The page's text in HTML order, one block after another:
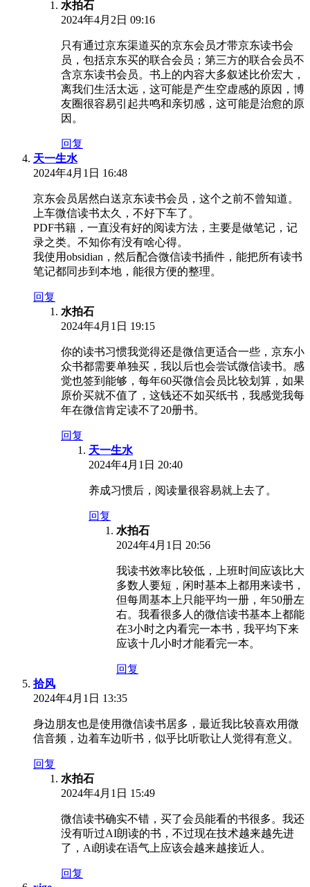
水拍石
2024年4月2日 09:16
只有通过京东渠道买的京东会员才带京东读书会
员，包括京东买的联合会员；第三方的联合会员不
含京东读书会员。书上的内容大多叙述比价宏大，
离我们生活太远，这可能是产生空虚感的原因，博
友圈很容易引起共鸣和亲切感，这可能是治愈的原
因。
回复
天一生水
2024年4月1日 16:48
京东会员居然白送京东读书会员，这个之前不曾知道。
上车微信读书太久，不好下车了。
PDF书籍，一直没有好的阅读方法，主要是做笔记，记
录之类。不知你有没有啥心得。
我使用obsidian，然后配合微信读书插件，能把所有读书
笔记都同步到本地，能很方便的整理。
回复
水拍石
2024年4月1日 19:15
你的读书习惯我觉得还是微信更适合一些，京东小
众书都需要单独买，我以后也会尝试微信读书。感
觉也签到能够，每年60买微信会员比较划算，如果
原价买就不值了，这钱还不如买纸书，我感觉我每
年在微信肯定读不了20册书。
回复
天一生水
2024年4月1日 20:40
养成习惯后，阅读量很容易就上去了。
回复
水拍石
2024年4月1日 20:56
我读书效率比较低，上班时间应该比大
多数人要短，闲时基本上都用来读书，
但每周基本上只能平均一册，年50册左
右。我看很多人的微信读书基本上都能
在3小时之内看完一本书，我平均下来
应该十几小时才能看完一本。
回复
拾风
2024年4月1日 13:35
身边朋友也是使用微信读书居多，最近我比较喜欢用微
信音频，边着车边听书，似乎比听歌让人觉得有意义。
回复
水拍石
2024年4月1日 15:49
微信读书确实不错，买了会员能看的书很多。我还
没有听过AI朗读的书，不过现在技术越来越先进
了，Ai朗读在语气上应该会越来越接近人。
回复